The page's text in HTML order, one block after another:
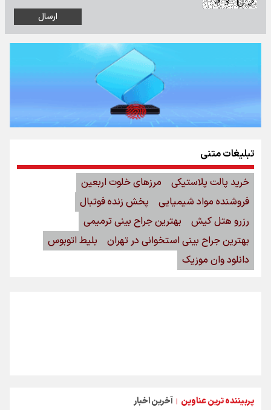
پربیننده ترین عناوین | آخرین اخبار
تبلیغات متنی
خرید پالت پلاستیکی
مرزهای خلوت اربعین
فروشنده مواد شیمیایی
پخش زنده فوتبال
رزرو هتل کیش
بهترین جراح بینی ترمیمی
بهترین جراح بینی استخوانی در تهران
بلیط اتوبوس
دانلود وان موزیک